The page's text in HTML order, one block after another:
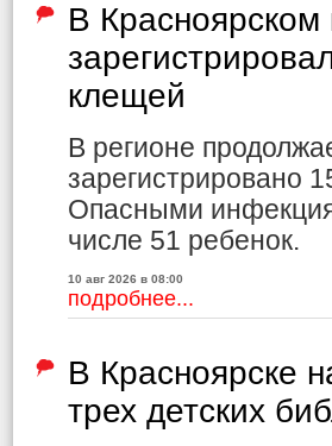
В Красноярском
клещей
В регионе
зарегистрировано
Опасными
числе 51 ребенок.
10 авг 2026 в 08:00
подробнее...
В Красноярске
трех детских